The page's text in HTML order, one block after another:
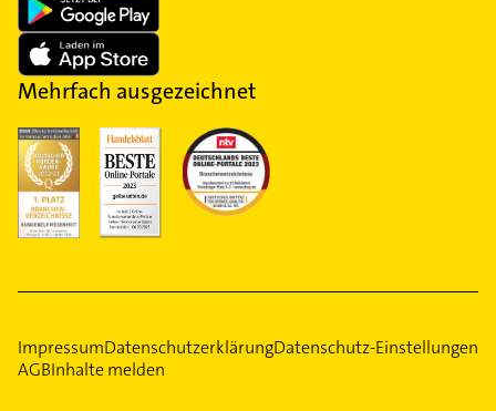
Mehrfach ausgezeichnet
ImpressumDatenschutzerklärungDatenschutz-Einstellungen
AGBInhalte melden